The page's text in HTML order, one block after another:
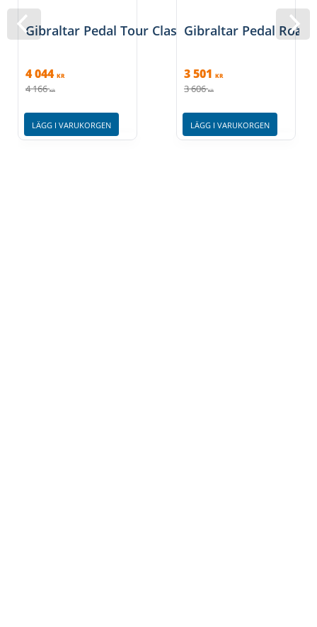
Gibraltar Pedal Tour Class Series Double GTC6-
4 044 KR
4 166 KR
LÄGG I VARUKORGEN
Gibraltar Pedal Road
3 501 KR
3 606 KR
LÄGG I VARUKORGEN